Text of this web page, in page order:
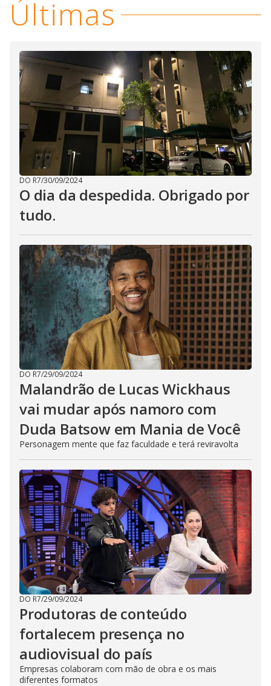
Últimas
DO R7/30/09/2024
O dia da despedida. Obrigado por
tudo.
DO R7/29/09/2024
Malandrão de Lucas Wickhaus
vai mudar após namoro com
Duda Batsow em Mania de Você
Personagem mente que faz faculdade e terá reviravolta
DO R7/29/09/2024
Produtoras de conteúdo
fortalecem presença no
audiovisual do país
Empresas colaboram com mão de obra e os mais
diferentes formatos